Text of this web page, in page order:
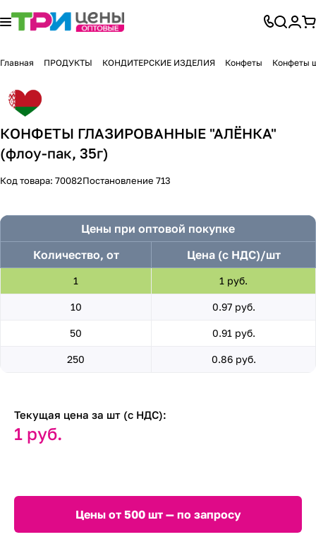
Главная ПРОДУКТЫ КОНДИТЕРСКИЕ ИЗДЕЛИЯ Конфеты Конфеты
КОНФЕТЫ ГЛАЗИРОВАННЫЕ "АЛЁНКА"
(флоу-пак, 35г)
Код товара: 70082Постановление 713
Цены при оптовой покупке
Количество, от
Цена (с НДС)/шт
1 1 руб.
10 0.97 руб.
50 0.91 руб.
250 0.86 руб.
Текущая цена за шт (с НДС):
1 руб.
Цены от 500 шт — по запросу